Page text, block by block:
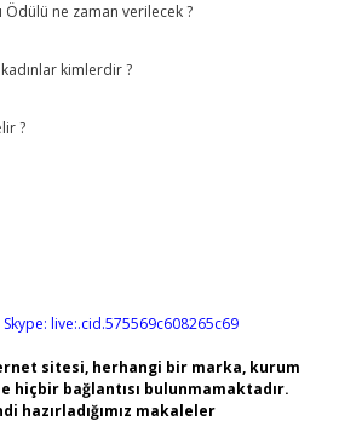
Ödülü ne zaman verilecek ?
kimlerdir ?
?
Skype: live:.cid.575569c608265c69
sitesi, herhangi bir marka, kurum
hiçbir bağlantısı bulunmamaktadır.
hazırladığımız makaleler